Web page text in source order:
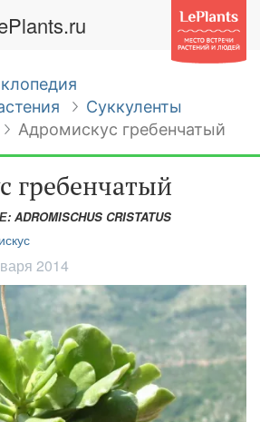
Суккуленты
Адромискус гребенчатый
гребенчатый
CRISTATUS
2014